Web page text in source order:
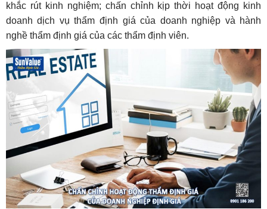
khắc rút kinh nghiệm; chấn chỉnh kịp thời hoạt động kinh
doanh dịch vụ thẩm định giá của doanh nghiệp và hành
nghề thẩm định giá của các thẩm định viên.